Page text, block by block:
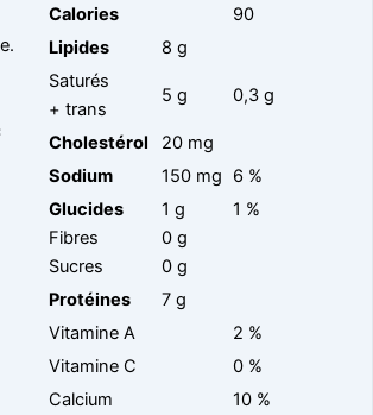
Calories
90
Lipides
8 g
Saturés
+ trans
5 g 0,3 g
Cholestérol
20 mg
Sodium
150 mg
6 %
Glucides
Fibres
Sucres
1 g
0 g
0 g
1 %
Protéines
7 g
Vitamine A
2 %
Vitamine C
0 %
Calcium
10 %